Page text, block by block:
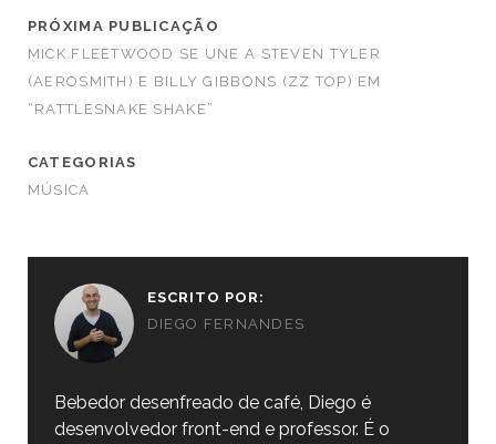
PRÓXIMA PUBLICAÇÃO
MICK FLEETWOOD SE UNE A STEVEN TYLER
(AEROSMITH) E BILLY GIBBONS (ZZ TOP) EM
“RATTLESNAKE SHAKE”
CATEGORIAS
MÚSICA
ESCRITO POR:
DIEGO FERNANDES
Bebedor desenfreado de café, Diego é
desenvolvedor front-end e professor. É o